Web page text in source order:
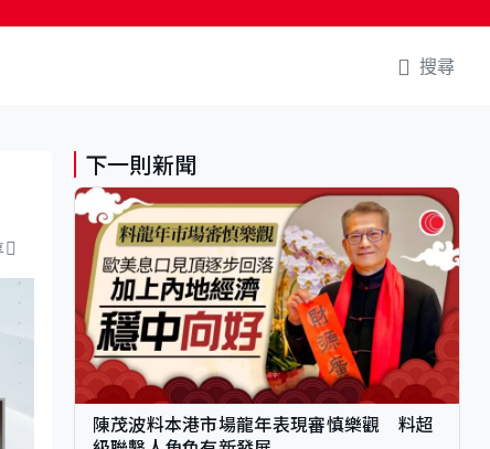
搜尋
下一則新聞
陳茂波料本港市場龍年表現審慎樂觀 料超